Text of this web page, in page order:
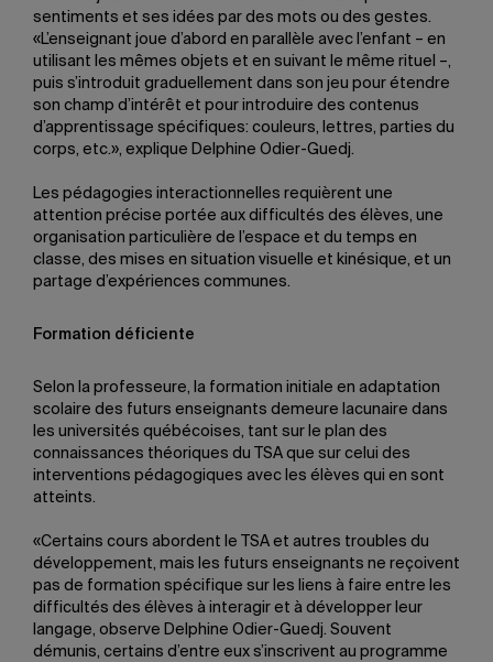
sentiments et ses idées par des mots ou des gestes.
«L’enseignant joue d’abord en parallèle avec l’enfant – en
utilisant les mêmes objets et en suivant le même rituel –,
puis s’introduit graduellement dans son jeu pour étendre
son champ d’intérêt et pour introduire des contenus
d’apprentissage spécifiques: couleurs, lettres, parties du
corps, etc.», explique Delphine Odier-Guedj.
Les pédagogies interactionnelles requièrent une
attention précise portée aux difficultés des élèves, une
organisation particulière de l’espace et du temps en
classe, des mises en situation visuelle et kinésique, et un
partage d’expériences communes.
Formation déficiente
Selon la professeure, la formation initiale en adaptation
scolaire des futurs enseignants demeure lacunaire dans
les universités québécoises, tant sur le plan des
connaissances théoriques du TSA que sur celui des
interventions pédagogiques avec les élèves qui en sont
atteints.
«Certains cours abordent le TSA et autres troubles du
développement, mais les futurs enseignants ne reçoivent
pas de formation spécifique sur les liens à faire entre les
difficultés des élèves à interagir et à développer leur
langage, observe Delphine Odier-Guedj. Souvent
démunis, certains d’entre eux s’inscrivent au programme